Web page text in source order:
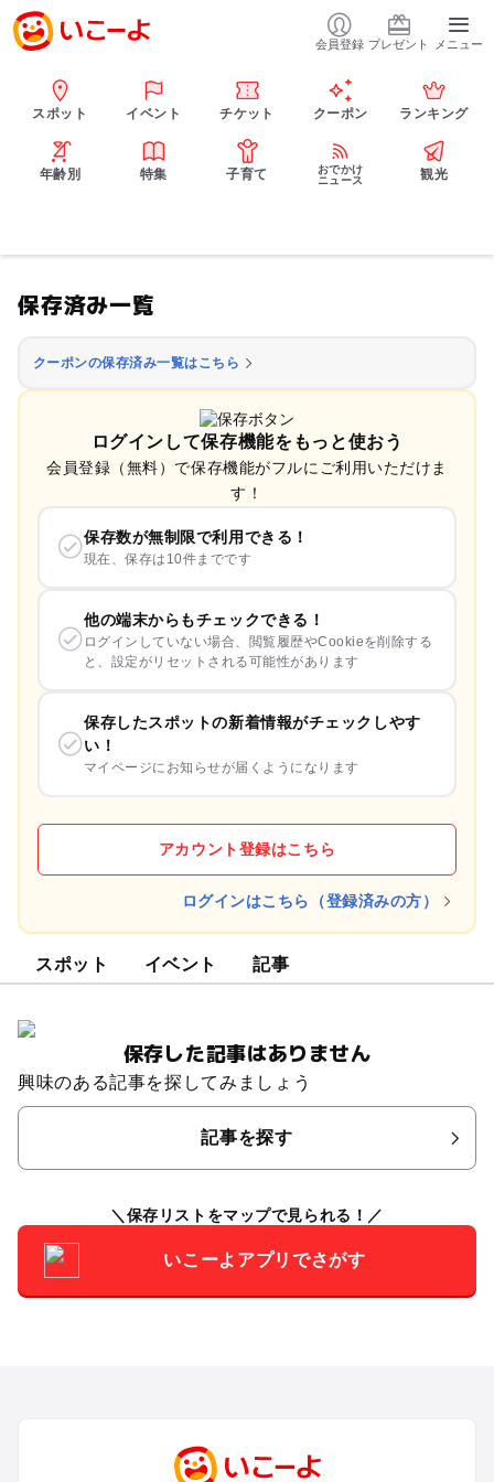
会員登録 プレゼント メニュー
スポット イベント チケット クーポン ランキング
年齢別 特集 子育て
おでかけ
ニュース
観光
保存済み一覧
クーポンの保存済み一覧はこちら
ログインして保存機能をもっと使おう
会員登録（無料）で保存機能がフルにご利用いただけま
す！
保存数が無制限で利用できる！
現在、保存は10件までです
他の端末からもチェックできる！
ログインしていない場合、閲覧履歴やCookieを削除する
と、設定がリセットされる可能性があります
保存したスポットの新着情報がチェックしやす
い！
マイページにお知らせが届くようになります
アカウント登録はこちら
ログインはこちら（登録済みの方）
スポット イベント 記事
保存した記事はありません
興味のある記事を探してみましょう
記事を探す
保存リストをマップで見られる！
いこーよアプリでさがす